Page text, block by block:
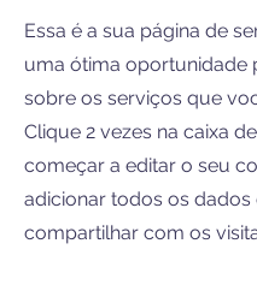
Essa é a sua página de
uma ótima oportunidade
sobre os serviços que
Clique 2 vezes na caixa
começar a editar o seu
adicionar todos os dados
compartilhar com os